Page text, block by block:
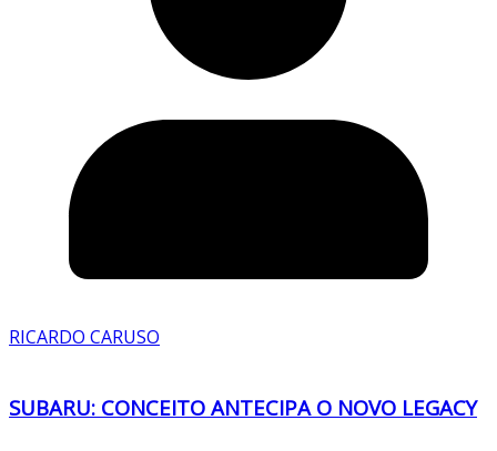
RICARDO CARUSO
SUBARU: CONCEITO ANTECIPA O NOVO LEGACY